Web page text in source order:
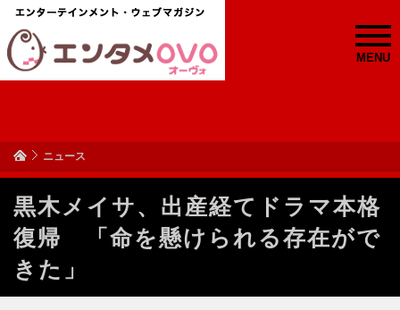
MENU
ニュース
黒木メイサ、出産経てドラマ本格
復帰 「命を懸けられる存在がで
きた」